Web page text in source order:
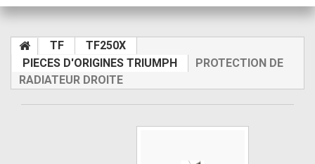
TF
TF250X
PIECES D'ORIGINES TRIUMPH
PROTECTION DE
RADIATEUR DROITE